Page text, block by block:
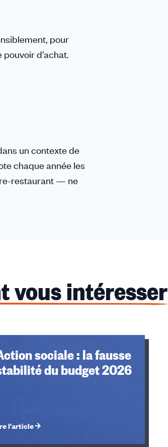
pour
d’achat.
un contexte de
chaque année les
restaurant — ne
vous intéresser
sociale : la fausse
du budget 2026
l'article